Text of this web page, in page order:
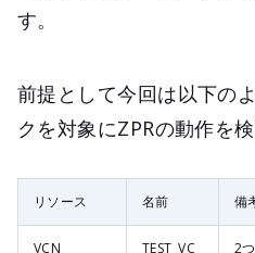
す。
前提として今回は以下の
クを対象にZPRの動作を検
リソース 名前 備
VCN TEST_VC 2